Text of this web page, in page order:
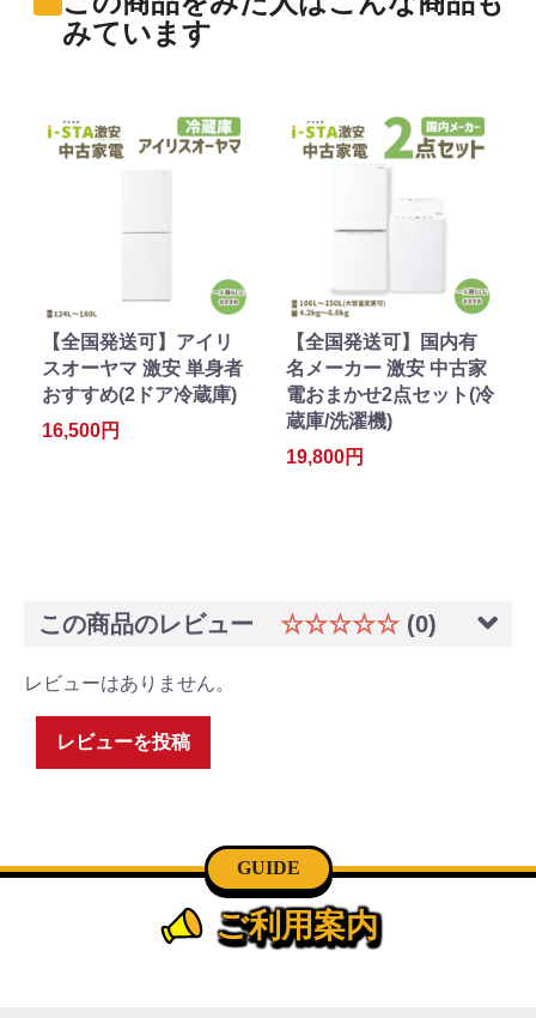
みています
【全国発送可】アイリ
スオーヤマ 激安 単身者
おすすめ(2ドア冷蔵庫)
16,500円
【全国発送可】国内有
名メーカー 激安 中古家
電おまかせ2点セット(冷
蔵庫/洗濯機)
19,800円
この商品のレビュー ☆☆☆☆☆ (0)
レビューはありません。
レビューを投稿
GUIDE
ご利用案内